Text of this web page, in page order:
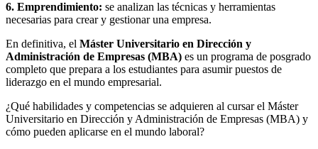
6. Emprendimiento: se analizan las técnicas y herramientas
necesarias para crear y gestionar una empresa.
En definitiva, el Máster Universitario en Dirección y
Administración de Empresas (MBA) es un programa de posgrado
completo que prepara a los estudiantes para asumir puestos de
liderazgo en el mundo empresarial.
¿Qué habilidades y competencias se adquieren al cursar el Máster
Universitario en Dirección y Administración de Empresas (MBA) y
cómo pueden aplicarse en el mundo laboral?